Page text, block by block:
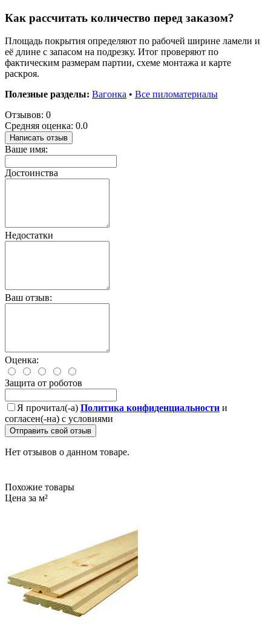
Как рассчитать количество перед заказом?
Площадь покрытия определяют по рабочей ширине ламели и
её длине с запасом на подрезку. Итог проверяют по
фактическим размерам партии, схеме монтажа и карте
раскроя.
Полезные разделы: Вагонка • Все пиломатериалы
Отзывов: 0
Средняя оценка: 0.0
Написать отзыв
Ваше имя:
Достоинства
Недостатки
Ваш отзыв:
Оценка:
Защита от роботов
Я прочитал(-а) Политика конфиденциальности и
согласен(-на) с условиями
Отправить свой отзыв
Нет отзывов о данном товаре.
Похожие товары
Цена за м²